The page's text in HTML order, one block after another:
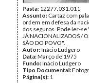
Pasta: 12277.031.011
Assunto: Cartaz com
ordem em defesa da
dos seguros. Pode ler-se
JÁ NACIONALIZADOS /
SÃO DO POVO".
Autor:Inácio Ludgero
Data:Março de 1975
Fundo:Inácio Ludgero
Tipo Documental:
Página(s): 1